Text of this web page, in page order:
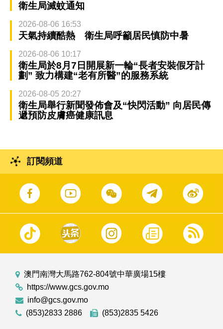
衛生局滅蚊通知
2026-08-06 16:53
天氣持續酷熱 衛生局呼籲居民慎防中暑
2026-08-06 10:17
衛生局於8月7日開展新一輪“長者安裝假牙計
劃” 致力構建“老有所醫”的服務系統
2026-08-05 20:27
衛生局舉行新聞發佈會及“快閃活動” 向居民傳
遞預防皮膚癌健康訊息
訂閱頻道
澳門南灣大馬路762-804號中華廣場15樓
https://www.gcs.gov.mo
info@gcs.gov.mo
(853)2833 2886
(853)2835 5426